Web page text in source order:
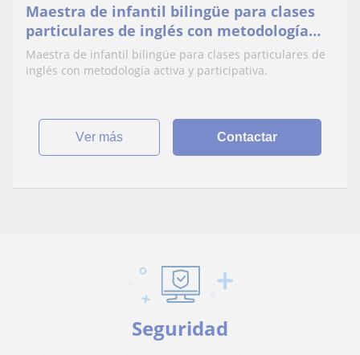
Maestra de infantil bilingüe para clases
particulares de inglés con metodología
activa y participativa
Maestra de infantil bilingüe para clases particulares de
inglés con metodología activa y participativa.
ver más Contactar
Seguridad